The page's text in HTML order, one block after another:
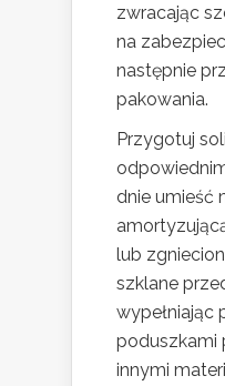
zwracając
na
następnie
pakowania.
Przygotuj
dnie umieść
lub
szklane
wypełniając
poduszkami
innymi